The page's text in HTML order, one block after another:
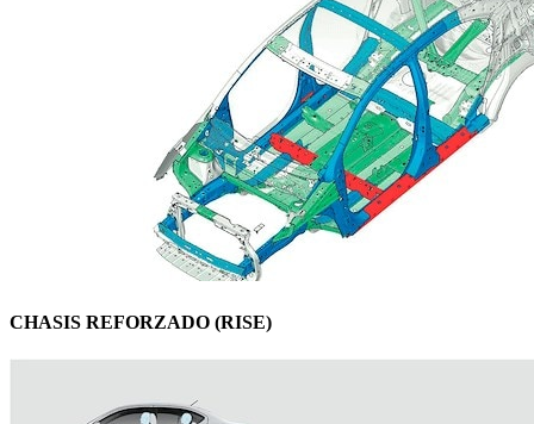
CHASIS REFORZADO (RISE)